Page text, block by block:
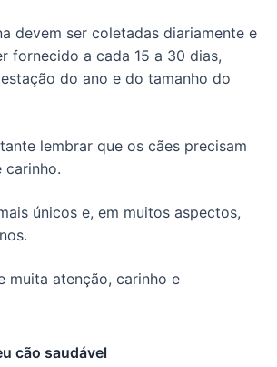
devem ser coletadas diariamente e
fornecido a cada 15 a 30 dias,
do ano e do tamanho do
lembrar que os cães precisam
carinho.
únicos e, em muitos aspectos,
muita atenção, carinho e
cão saudável